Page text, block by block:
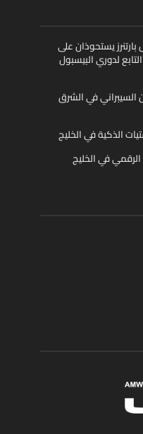
يستحوذان على
لدوري البيسبول
السيبراني في الشرق
الرقمي في الخليج